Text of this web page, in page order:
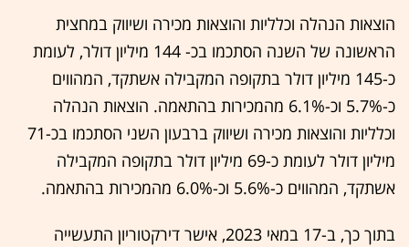
הוצאות הנהלה וכלליות והוצאות מכירה ושיווק במחצית
הראשונה של השנה הסתכמו בכ- 144 מיליון דולר, לעומת
כ-145 מיליון דולר בתקופה המקבילה אשתקד, המהווים
כ-5.7% וכ-6.1% מהמכירות בהתאמה. הוצאות הנהלה
וכלליות והוצאות מכירה ושיווק ברבעון השני הסתכמו בכ-71
מיליון דולר לעומת כ-69 מיליון דולר בתקופה המקבילה
אשתקד, המהווים כ-5.6% וכ-6.0% מהמכירות בהתאמה.
בתוך כך, ב-17 במאי 2023, אישר דירקטוריון התעשייה